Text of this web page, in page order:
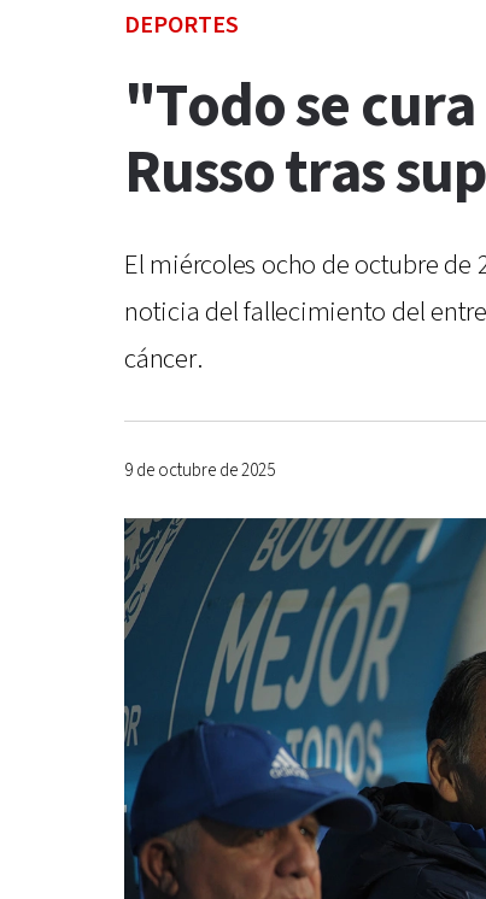
DEPORTES
"Todo se
Russo tras
El miércoles ocho de octubre de
noticia del fallecimiento del
cáncer.
9 de octubre de 2025